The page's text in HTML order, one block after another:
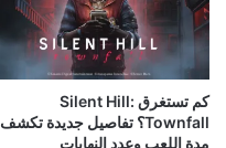
كم تستغرق Silent Hill:
Townfall؟ تفاصيل جديدة تكشف
مدة اللعب وعدد النهايات